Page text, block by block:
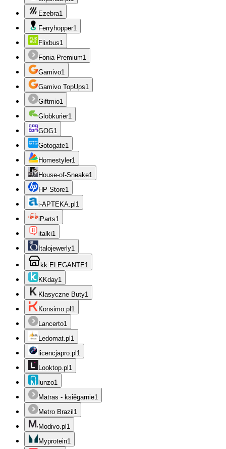
Ezebra1
Ferryhopper1
Flixbus1
Fonia Premium1
Gamivo1
Gamivo TopUps1
Giftmio1
Globkurier1
GOG1
Gotogate1
Homestyler1
House-of-Sneake1
HP Store1
i-APTEKA.pl 1
iParts1
italki1
Italojewerly1
kk ELEGANTE1
KKday1
Klasyczne Buty1
Konsimo.pl 1
Lancerto1
Ledomat.pl 1
licencjapro.pl 1
Looktop.pl 1
lunzo1
Matras - ksiêgarnie1
Metro Brazil 1
Modivo.pl 1
Myprotein1